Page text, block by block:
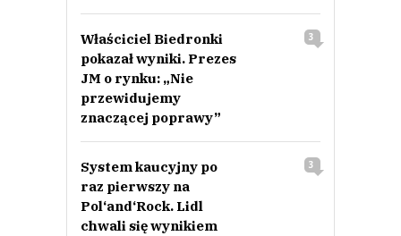
Właściciel Biedronki
pokazał wyniki. Prezes
JM o rynku: „Nie
przewidujemy
znaczącej poprawy”
3
System kaucyjny po
raz pierwszy na
Pol‘and‘Rock. Lidl
chwali się wynikiem
3